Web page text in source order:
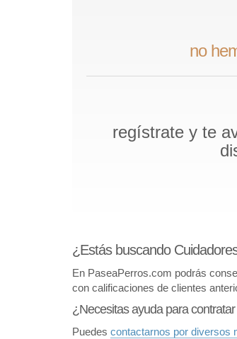
no
regístrate y te
¿Estás buscando
En PaseaPerros.com podrás
con calificaciones de clientes
¿Necesitas ayuda para
Puedes contactarnos por diversos